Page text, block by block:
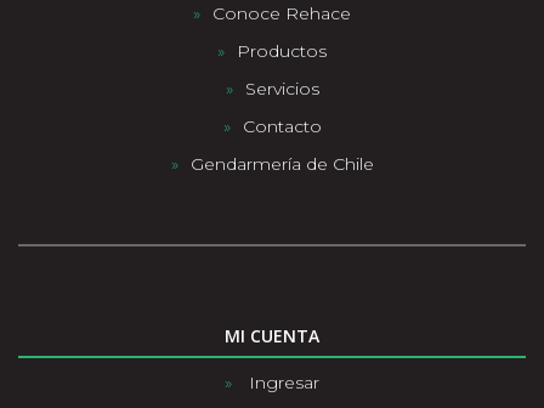
Conoce Rehace
Productos
Servicios
Contacto
Gendarmería de Chile
MI CUENTA
Ingresar